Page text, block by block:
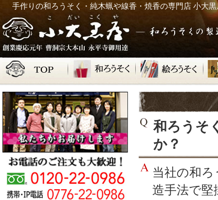
手作りの和ろうそく・純木蝋や線香・焼香の専門店 小大
和ろうそ
か？
当社の和
造手法で堅